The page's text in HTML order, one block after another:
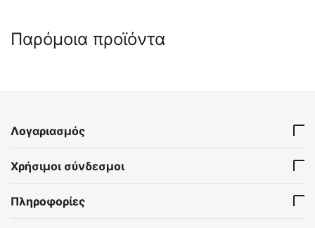
Παρόμοια προϊόντα
MIL-TEC Δίχτυ Σκίασης
Παραλλαγής Woodland 3 x
Άμεσα διαθέσιμο
MIL-TEC Διχτυωτό Μαντήλι
Λογαριασμός
Χρήσιμοι σύνδεσμοι
Πληροφορίες